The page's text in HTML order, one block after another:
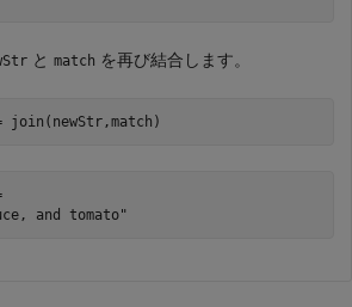
と match を再び結合します。